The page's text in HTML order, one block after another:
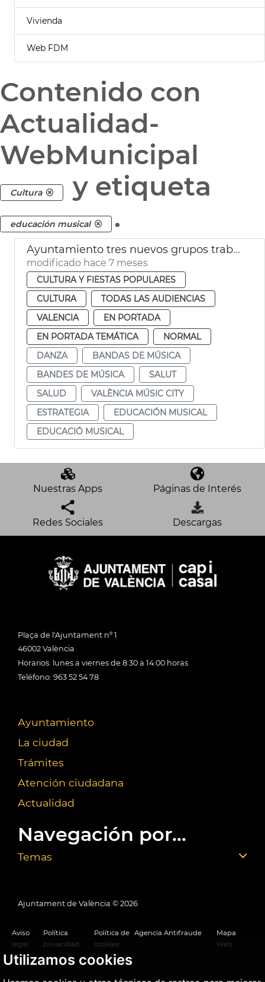
Utilizamos cookies
Vivienda
Web FDM
Contenido con
Actualidad-
WebMunicipal
Cultura y etiqueta
educación musical .
Ayuntamiento tres nuevos grupos trabajo València Music City
modificado hace 7 meses
CULTURA Y FIESTAS POPULARES
CULTURA
TODAS LAS AUDIENCIAS
VALENCIA
EN PORTADA
EN PORTADA TEMÁTICA
NORMAL
DANZA
BANDAS DE MÚSICA
BANDES DE MÚSICA
SALUT
SALUD
VALÈNCIA MÚSIC CITY
ESTRATEGIA
EDUCACIÓN MUSICAL
EDUCACIÓ MUSICAL
Nuestras Apps Páginas de Interés
Redes Sociales Descargas
Plaça de l'Ajuntament nº 1
46002 València
Horarios: lunes a viernes de 8:30 a 14:00 horas
Teléfono: 963 52 54 78
Ayuntamiento
La ciudad
Trámites
Atención ciudadana
Actualidad
Navegación por...
Temas
Ajuntament de València © 2026
Aviso
legal
Política
privacidad
Política de
cookies
Agencia Antifraude
Mapa
Web